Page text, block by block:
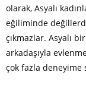
olarak, Asyalı
eğiliminde
çıkmazlar. Asyalı
arkadaşıyla
çok fazla